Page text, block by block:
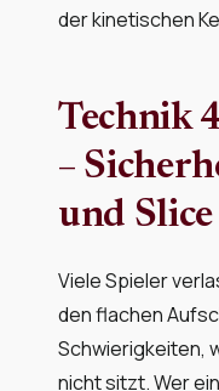
der kinetischen
Technik
–
und Slice
Viele Spieler
den flachen
Schwierigkeiten,
nicht sitzt. Wer